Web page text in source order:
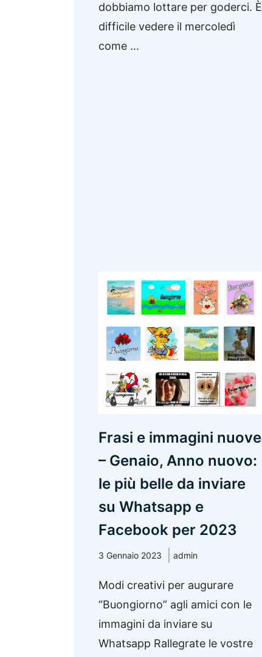
dobbiamo lottare per goderci. È
difficile vedere il mercoledì
come ...
Frasi e immagini nuove
– Genaio, Anno nuovo:
le più belle da inviare
su Whatsapp e
Facebook per 2023
3 Gennaio 2023 admin
Modi creativi per augurare
“Buongiorno” agli amici con le
immagini da inviare su
Whatsapp Rallegrate le vostre